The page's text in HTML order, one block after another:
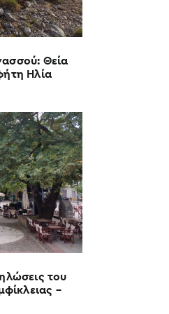
Θεία
Ηλία
του
–